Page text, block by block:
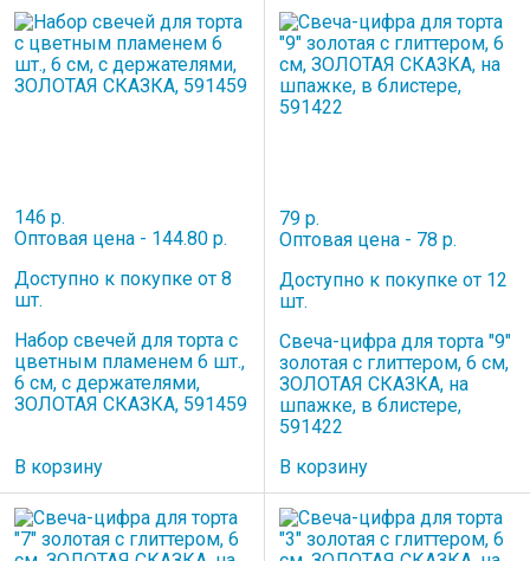
146 р.
Оптовая цена - 144.80 р.
Доступно к покупке от 8
шт.
Набор свечей для торта с
цветным пламенем 6 шт.,
6 см, с держателями,
ЗОЛОТАЯ СКАЗКА, 591459
В корзину
79 р.
Оптовая цена - 78 р.
Доступно к покупке от 12
шт.
Свеча-цифра для торта "9"
золотая с глиттером, 6 см,
ЗОЛОТАЯ СКАЗКА, на
шпажке, в блистере,
591422
В корзину